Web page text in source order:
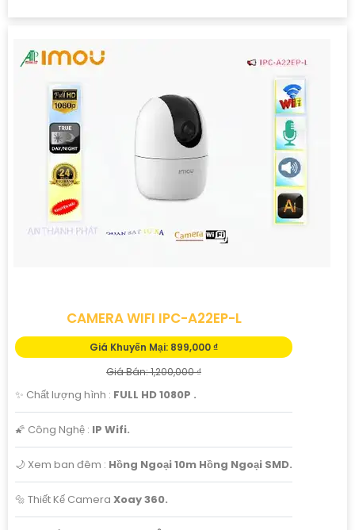
CAMERA WIFI IPC-A22EP-L
Giá Khuyến Mại: 899,000 ₫
Giá Bán: 1,200,000 ₫
✨ Chất lượng hình : FULL HD 1080P .
🌠 Công Nghệ : IP Wifi.
🌙 Xem ban đêm : Hồng Ngoại 10m Hồng Ngoại SMD.
🔩 Thiết Kế Camera Xoay 360.